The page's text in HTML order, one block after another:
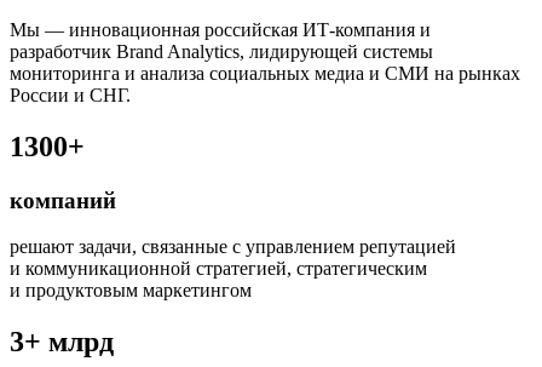
Мы — инновационная российская ИТ-компания и
разработчик Brand Analytics, лидирующей системы
мониторинга и анализа социальных медиа и СМИ на рынках
России и СНГ.
1300+
компаний
решают задачи, связанные с управлением репутацией
и коммуникационной стратегией, стратегическим
и продуктовым маркетингом
3+ млрд